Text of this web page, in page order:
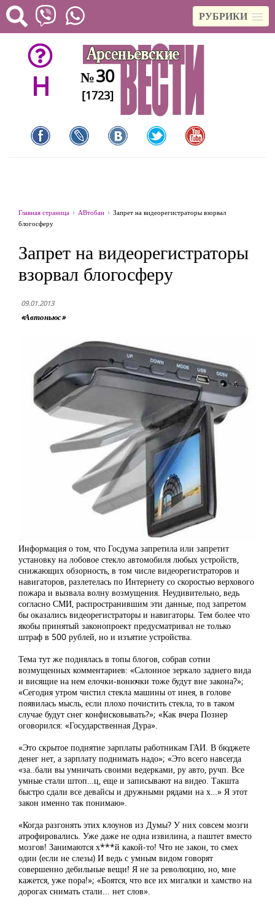
РУБРИКИ
H №30
[1723]
Главная страница АВтобан
Запрет на видеорегистраторы взорвал
блогосферу
Запрет на видеорегистраторы
взорвал блогосферу
09.01.2013
«Автоньюс»
Информация о том, что Госдума запретила или запретит
установку на лобовое стекло автомобиля любых устройств,
снижающих обзорность, в том числе видеорегистраторов и
навигаторов, разлетелась по Интернету со скоростью верхового
пожара и вызвала волну возмущения. Неудивительно, ведь
согласно СМИ, распространившим эти данные, под запретом
бы оказались видеорегистраторы и навигаторы. Тем более что
якобы принятый законопроект предусматривал не только
штраф в 500 рублей, но и изъятие устройства.
Тема тут же поднялась в топы блогов, собрав сотни
возмущенных комментариев: «Салонное зеркало заднего вида
и висящие на нем елочки-вонючки тоже будут вне закона?»;
«Сегодня утром чистил стекла машины от инея, в голове
появилась мысль, если плохо почистить стекла, то в таком
случае будут снег конфисковывать?»; «Как вчера Познер
оговорился: «Государственная Дура».
«Это скрытое поднятие зарплаты работникам ГАИ. В бюджете
денег нет, а зарплату поднимать надо»; «Это всего навсегда
«за..бали вы умничать своими ведерками, ру авто, ручп. Все
умные стали штоп…ц, еще и записывают на видео. Такшта
быстро сдали все девайсы и дружными рядами на х…» Я этот
закон именно так понимаю».
«Когда разгонять этих клоунов из Думы? У них совсем мозги
атрофировались. Уже даже не одна извилина, а паштет вместо
мозгов! Занимаются х***й какой-то! Что не закон, то смех
один (если не слезы) И ведь с умным видом говорят
совершенно дебильные вещи! Я не за революцию, но, мне
кажется, уже пора!»; «Боятся, что все их мигалки и хамство на
дорогах снимать стали... нет слов».